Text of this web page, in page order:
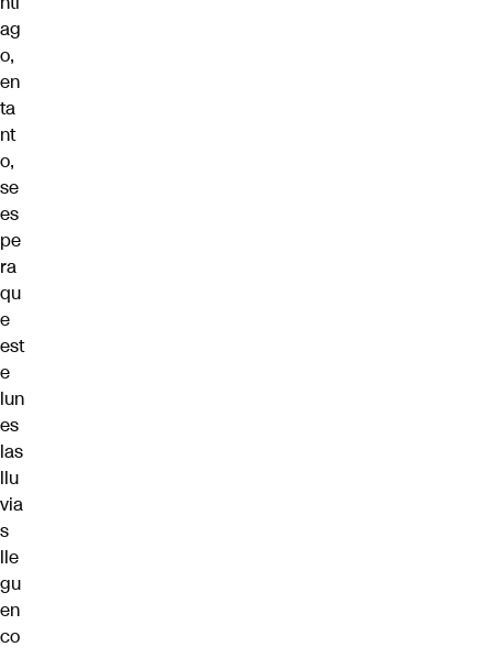
ag
o,
en
ta
nt
o,
se
es
pe
ra
qu
e
est
e
lun
es
las
llu
via
s
lle
gu
en
co